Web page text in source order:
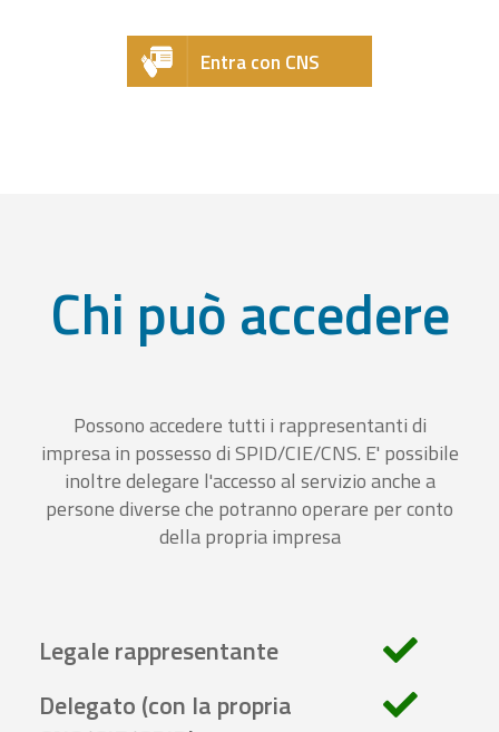
Entra con CNS
Chi può accedere
Possono accedere tutti i rappresentanti di
impresa in possesso di SPID/CIE/CNS. E' possibile
inoltre delegare l'accesso al servizio anche a
persone diverse che potranno operare per conto
della propria impresa
Legale rappresentante
Delegato (con la propria